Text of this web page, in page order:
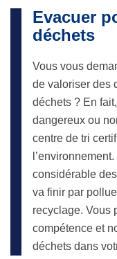
Evacuer
déchets
Vous vous
de valoriser des
déchets ? En
dangereux ou
centre de tri
considérable
va finir par
recyclage. Vous
compétence et
déchets dans